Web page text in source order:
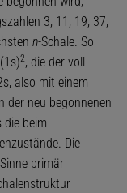
3, 11, 19, 37,
n-Schale. So
2, die der voll
also mit einem
der neu begonnenen
die beim
Die
primär